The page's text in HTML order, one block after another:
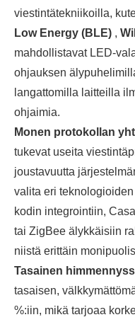
viestintätekniikoilla,
Low Energy (BLE) ,
mahdollistavat LED-
ohjauksen
langattomilla laitteilla
ohjaimia.
Monen protokollan
tukevat useita
joustavuutta
valita eri
kodin integrointiin,
tai ZigBee älykkäisiin
niistä erittäin
Tasainen
tasaisen,
%:iin, mikä tarjoaa